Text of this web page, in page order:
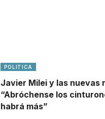
POLITICA
Javier Milei y las nuevas
“Abróchense los
habrá más”